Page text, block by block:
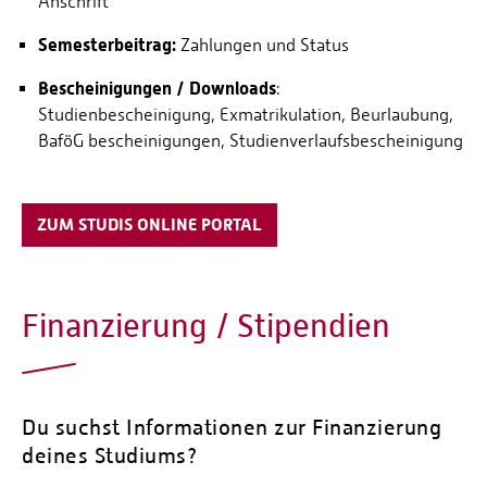
Linkerhalten Sie weitere wichtige Informationen.
Beschäftigter Akademisches Auslandsamt
+49 651 8103-824
Irminenfreihof | Gebäude Q | Raum 12
Weitere Ansprechpartner sind die Kollegen
deshttps://www.hochschule-
Semesterbeitrag: Zahlungen und Status
Bescheinigungen / Downloads:
Studienbescheinigung, Exmatrikulation, Beurlaubung,
BaföG bescheinigungen, Studienverlaufsbescheinigung
ZUM STUDIS ONLINE PORTAL
Finanzierung / Stipendien
Du suchst Informationen zur Finanzierung
deines Studiums?